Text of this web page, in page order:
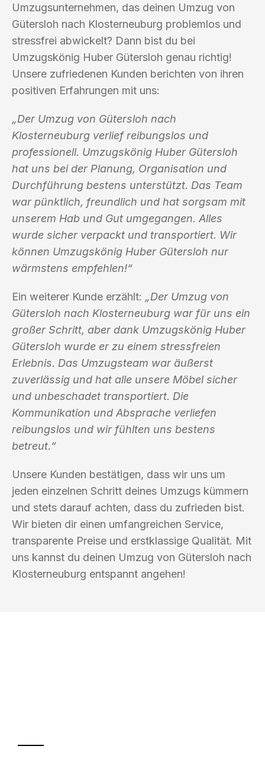
Umzugsunternehmen, das deinen Umzug von
Gütersloh nach Klosterneuburg problemlos und
stressfrei abwickelt? Dann bist du bei
Umzugskönig Huber Gütersloh genau richtig!
Unsere zufriedenen Kunden berichten von ihren
positiven Erfahrungen mit uns:
„Der Umzug von Gütersloh nach
Klosterneuburg verlief reibungslos und
professionell. Umzugskönig Huber Gütersloh
hat uns bei der Planung, Organisation und
Durchführung bestens unterstützt. Das Team
war pünktlich, freundlich und hat sorgsam mit
unserem Hab und Gut umgegangen. Alles
wurde sicher verpackt und transportiert. Wir
können Umzugskönig Huber Gütersloh nur
wärmstens empfehlen!“
Ein weiterer Kunde erzählt: „Der Umzug von
Gütersloh nach Klosterneuburg war für uns ein
großer Schritt, aber dank Umzugskönig Huber
Gütersloh wurde er zu einem stressfreien
Erlebnis. Das Umzugsteam war äußerst
zuverlässig und hat alle unsere Möbel sicher
und unbeschadet transportiert. Die
Kommunikation und Absprache verliefen
reibungslos und wir fühlten uns bestens
betreut.“
Unsere Kunden bestätigen, dass wir uns um
jeden einzelnen Schritt deines Umzugs kümmern
und stets darauf achten, dass du zufrieden bist.
Wir bieten dir einen umfangreichen Service,
transparente Preise und erstklassige Qualität. Mit
uns kannst du deinen Umzug von Gütersloh nach
Klosterneuburg entspannt angehen!